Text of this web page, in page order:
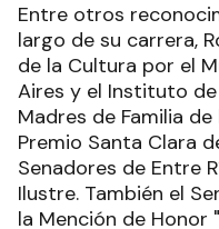
Entre otros
largo de su carrera,
de la Cultura por el
Aires y el Instituto
Madres de Familia
Premio Santa Clara
Senadores de Entre
Ilustre. También el
la Mención de Honor